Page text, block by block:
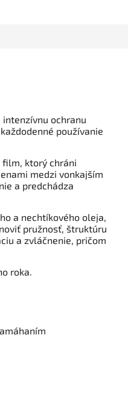
ochranu
používanie
film, ktorý chráni
medzi vonkajším
a predchádza
a nechtíkového oleja,
pružnosť, štruktúru
a zvláčnenie, pričom
roka.